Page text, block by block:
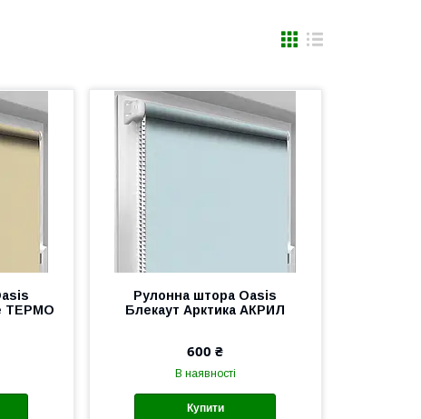
ТЕРМО
Рулонна штора Oasis
Блекаут Арктика АКРИЛ
600 ₴
В наявності
Купити